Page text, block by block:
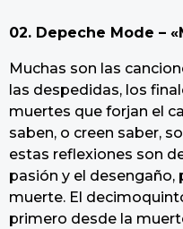
02. Depeche Mode –
Muchas son las
las despedidas, los
muertes que forjan el
saben, o creen saber,
estas reflexiones son
pasión y el desengaño,
muerte. El
primero desde la